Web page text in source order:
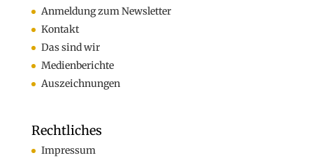
Anmeldung zum Newsletter
Kontakt
Das sind wir
Medienberichte
Auszeichnungen
Rechtliches
Impressum